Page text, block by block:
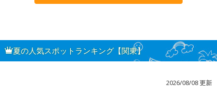
夏の人気スポットランキング【関東】
2026/08/08 更新